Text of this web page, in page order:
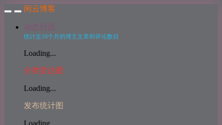
闲云博客
动态日历
统计近10个月的博主文章和评论数目
Loading...
分类雷达图
Loading...
发布统计图
Loading...